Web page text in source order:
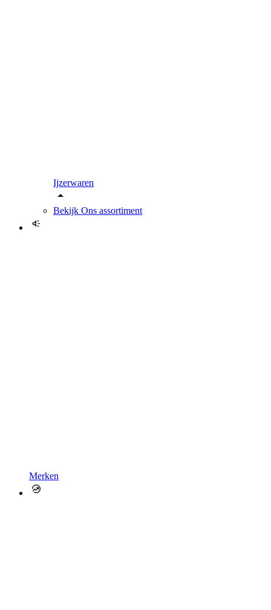
Ijzerwaren
Bekijk Ons assortiment
Merken